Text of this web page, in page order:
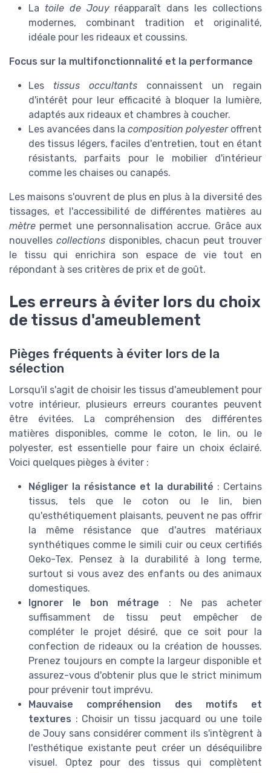
La toile de Jouyréapparaît dans les collections
modernes, combinant tradition et originalité,
idéale pour les rideaux et coussins.
Focus sur la multifonctionnalité et la performance
Les tissus occultants connaissent un regain
d'intérêt pour leur efficacité à bloquer la lumière,
adaptés aux rideaux et chambres à coucher.
Les avancées dans la composition polyesteroffrent
des tissus légers, faciles d'entretien, tout en étant
résistants, parfaits pour le mobilier d'intérieur
comme les chaises ou canapés.
Les maisons s'ouvrent de plus en plus à la diversité des
tissages, et l'accessibilité de différentes matières au
mètre permet une personnalisation accrue. Grâce aux
nouvelles collectionsdisponibles, chacun peut trouver
le tissu qui enrichira son espace de vie tout en
répondant à ses critères de prix et de goût.
Les erreurs à éviter lors du choix
de tissus d'ameublement
Pièges fréquents à éviter lors de la
sélection
Lorsqu'il s'agit de choisir les tissus d'ameublement pour
votre intérieur, plusieurs erreurs courantes peuvent
être évitées. La compréhension des différentes
matières disponibles, comme le coton, le lin, ou le
polyester, est essentielle pour faire un choix éclairé.
Voici quelques pièges à éviter :
Négliger la résistance et la durabilité : Certains
tissus, tels que le coton ou le lin, bien
qu'esthétiquement plaisants, peuvent ne pas offrir
la même résistance que d'autres matériaux
synthétiques comme le simili cuir ou ceux certifiés
Oeko-Tex. Pensez à la durabilité à long terme,
surtout si vous avez des enfants ou des animaux
domestiques.
Ignorer le bon métrage : Ne pas acheter
suffisamment de tissu peut empêcher de
compléter le projet désiré, que ce soit pour la
confection de rideaux ou la création de housses.
Prenez toujours en compte la largeur disponible et
assurez-vous d'obtenir plus que le strict minimum
pour prévenir tout imprévu.
Mauvaise compréhension des motifs et
textures : Choisir un tissu jacquard ou une toile
de Jouy sans considérer comment ils s'intègrent à
l'esthétique existante peut créer un déséquilibre
visuel. Optez pour des tissus qui complètent